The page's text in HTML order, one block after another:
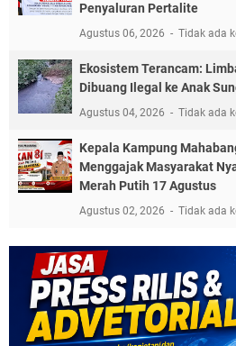
Penyaluran Pertalite
Agustus 06, 2026 Tidak ada
Ekosistem Terancam:
Dibuang Ilegal ke Anak
Agustus 04, 2026 Tidak ada
Kepala Kampung
Menggajak Masyarakat
Merah Putih 17 Agustus
Agustus 02, 2026 Tidak ada